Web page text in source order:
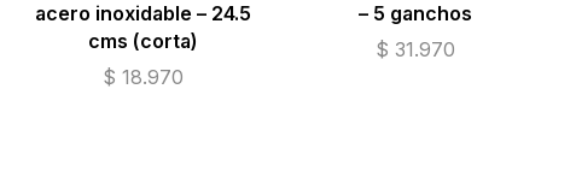
acero inoxidable – 24.5
cms (corta)
$ 18.970
– 5 ganchos
$ 31.970